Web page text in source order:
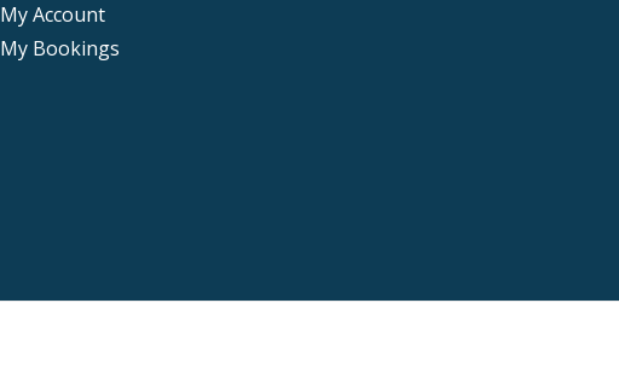
My Account
My Bookings